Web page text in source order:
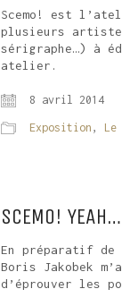
Scemo! est
plusieurs
sérigraphe…) à
atelier.
8 avril 2014
Exposition , Le
SCEMO! YEAH…
En préparatif de
Boris Jakobek
d’éprouver les